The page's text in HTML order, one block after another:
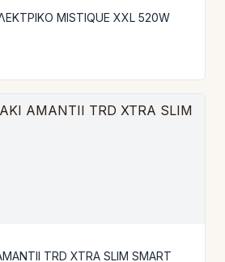
MISTIQUE XXL 520W
ΗΛΕΚΤΡΙΚΟ ΤΖΑΚΙ AMANTΙI TRD XTRA SLIM SMART